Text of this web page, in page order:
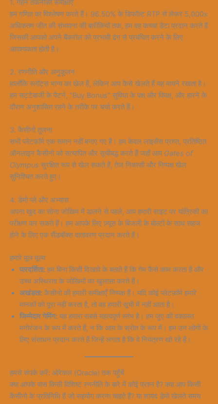
1. गहन तकनीकी समीक्षाएँ
हम गणित का विश्लेषण करते हैं। 96.50% के डिफॉल्ट RTP से लेकर 5,000x
अधिकतम जीत की संभावना की बारीकियों तक, हम वह कच्चा डेटा प्रदान करते हैं
जिसकी आपको अपने बैंकरोल को प्रभावी ढंग से प्रबंधित करने के लिए
आवश्यकता होती है।
2. रणनीति और अनुकूलन
हालाँकि स्लॉट्स भाग्य का खेल हैं, लेकिन आप कैसे खेलते हैं यह मायने रखता है।
हम सट्टेबाजी के पैटर्न, “Buy Bonus” सुविधा के पक्ष और विपक्ष, और हारने के
दौरान अनुशासित रहने के तरीके पर चर्चा करते हैं।
3. कैसीनो तुलना
सभी प्लेटफ़ॉर्म एक समान नहीं बनाए गए हैं। हम केवल लाइसेंस प्राप्त, प्रतिष्ठित
ऑनलाइन कैसीनो को सत्यापित और सूचीबद्ध करते हैं जहाँ आप Gates of
Olympus सुरक्षित रूप से खेल सकते हैं, तेज निकासी और निष्पक्ष खेल
सुनिश्चित करते हुए।
4. डेमो प्ले और अभ्यास
अपना खुद का सोना जोखिम में डालने से पहले, आप हमारी साइट पर यांत्रिकी का
परीक्षण कर सकते हैं। हम आपके लिए ज़्यूस के बिजली के बोल्टों के साथ सहज
होने के लिए एक सैंडबॉक्स वातावरण प्रदान करते हैं।
हमारे मूल मूल्य
पारदर्शिता: हम बिना किसी दिखावे के बताते हैं कि गेम कैसे काम करता है और
उच्च अस्थिरता के जोखिमों का खुलासा करते हैं।
अखंडता: कैसीनो की हमारी समीक्षाएँ निष्पक्ष हैं। यदि कोई प्लेटफ़ॉर्म हमारे
मानकों को पूरा नहीं करता है, तो वह हमारी सूची में नहीं आता है।
जिम्मेदार गेमिंग: यह हमारा सबसे महत्वपूर्ण स्तंभ है। हम जुए की वकालत
मनोरंजन के रूप में करते हैं, न कि आय के स्रोत के रूप में। हम उन लोगों के
लिए संसाधन प्रदान करते हैं जिन्हें लगता है कि वे नियंत्रण खो रहे हैं।
हमसे संपर्क करें: ओरेकल (Oracle) तक पहुँचें
क्या आपके पास किसी विशिष्ट रणनीति के बारे में कोई प्रश्न है? क्या आप किसी
कैसीनो के प्रतिनिधि हैं जो सहयोग करना चाहते हैं? या शायद डेमो खेलते समय